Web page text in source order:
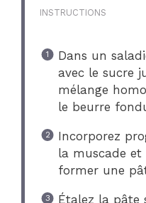
INSTRUCTIONS
Dans un
avec le sucre
mélange
le beurre
Incorporez
la muscade
former une
Étalez la pâte